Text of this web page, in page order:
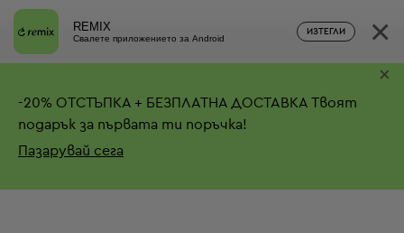
REMIX
Свалете приложението за Android
ИЗТЕГЛИ ×
-20% ОТСТЪПКА + БЕЗПЛАТНА ДОСТАВКА Твоят
подарък за първата ти поръчка!
Пазарувай сега
×